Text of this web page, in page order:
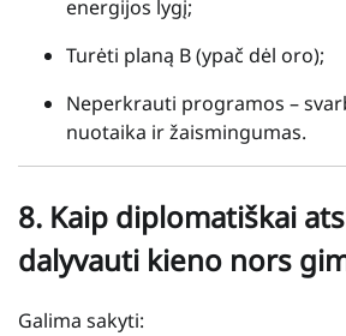
energijos lygį;
Turėti planą B (ypač dėl oro);
Neperkrauti programos –
nuotaika ir žaismingumas.
8. Kaip diplomatiškai
dalyvauti kieno nors
Galima sakyti: